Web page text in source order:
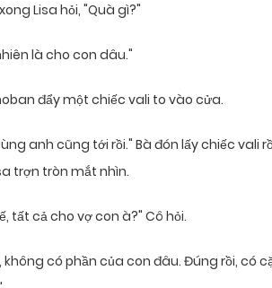
Lisa hỏi, "Quà gì?"
là cho con dâu."
đẩy một chiếc vali to vào cửa.
anh cũng tới rồi." Bà đón lấy chiếc vali
trợn tròn mắt nhìn.
tất cả cho vợ con à?" Cô hỏi.
không có phần của con đâu. Đúng rồi, có